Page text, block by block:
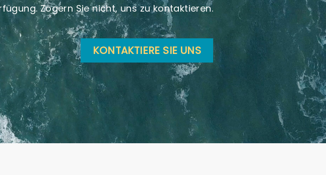
Zögern Sie nicht, uns zu kontaktieren.
KONTAKTIERE SIE UNS